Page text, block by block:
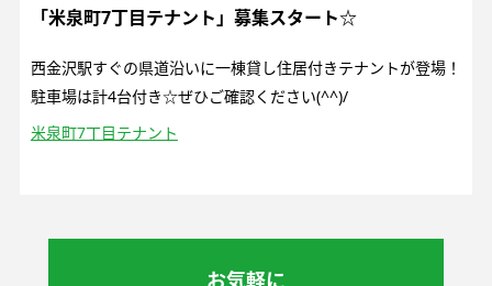
「米泉町7丁目テナント」募集スタート☆
西金沢駅すぐの県道沿いに一棟貸し住居付きテナントが登場！
駐車場は計4台付き☆ぜひご確認ください(^^)/
米泉町7丁目テナント
お気軽に